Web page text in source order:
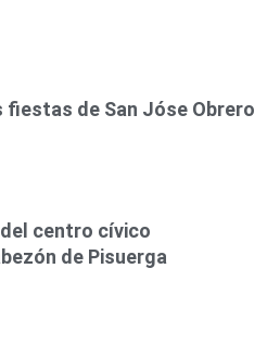
de San Jóse Obrero
centro cívico
de Pisuerga